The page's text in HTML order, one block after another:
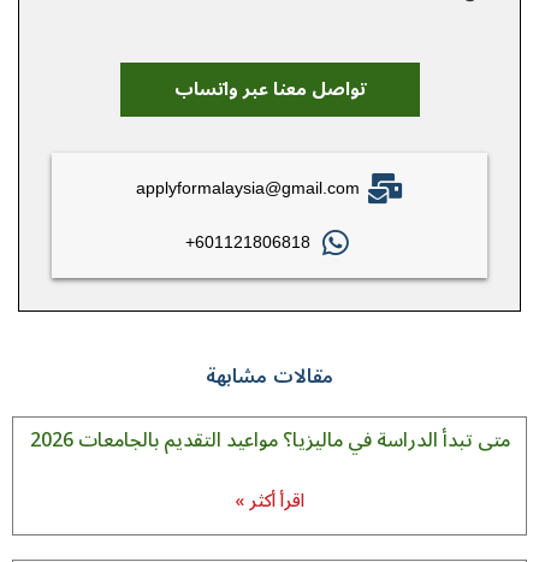
تواصل معنا عبر واتساب
applyformalaysia@gmail.com
601121806818+
مقالات مشابهة
تبدأ الدراسة في ماليزيا؟ مواعيد التقديم بالجامعات 2026
اقرأ أكثر »